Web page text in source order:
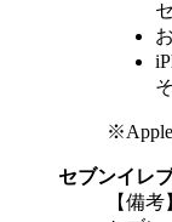
セブンイレ
【備考